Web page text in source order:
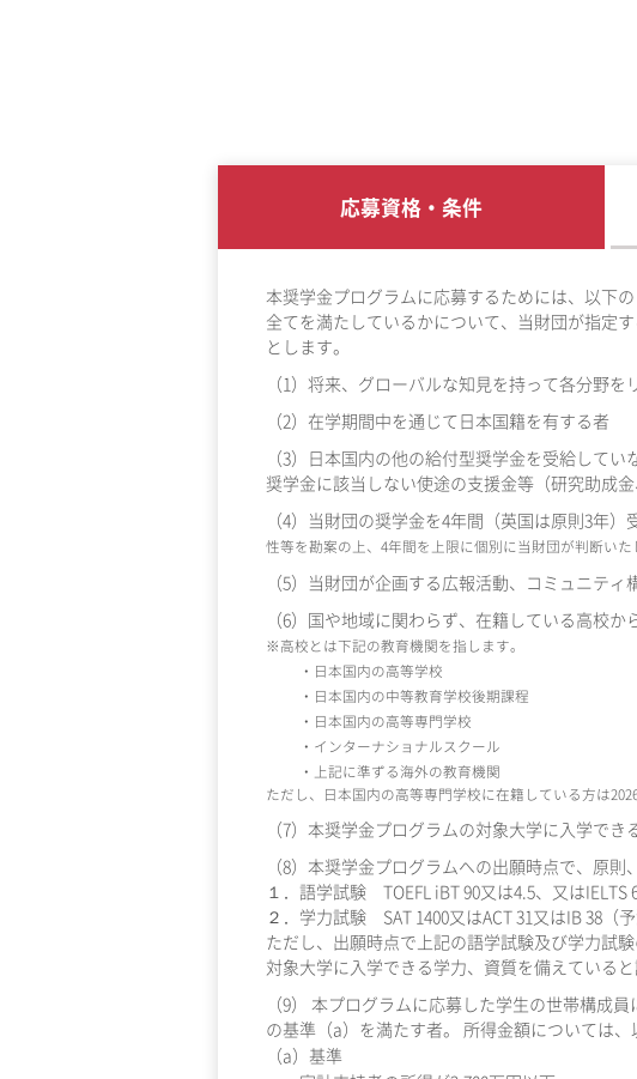
応募資格・条件
本奨学金プログラムに応募するためには、以下
全てを満たしているかについて、当財団が指定
とします。
（1）将来、グローバルな知見を持って各分野
（2）在学期間中を通じて日本国籍を有する者
（3）日本国内の他の給付型奨学金を受給して
奨学金に該当しない使途の支援金等（研究助成
（4）当財団の奨学金を4年間（英国は原則3年）
性等を勘案の上、4年間を上限に個別に当財団が判断いた
（5）当財団が企画する広報活動、コミュニテ
（6）国や地域に関わらず、在籍している高校
※高校とは下記の教育機関を指します。
・日本国内の高等学校
・日本国内の中等教育学校後期課程
・日本国内の高等専門学校
・インターナショナルスクール
・上記に準ずる海外の教育機関
ただし、日本国内の高等専門学校に在籍している方は
（7）本奨学金プログラムの対象大学に入学で
（8）本奨学金プログラムへの出願時点で、原
１．語学試験 TOEFL iBT 90又は4.5、又はIELTS
２．学力試験 SAT 1400又はACT 31又はIB 38（予
ただし、出願時点で上記の語学試験及び学力試
対象大学に入学できる学力、資質を備えている
（9） 本プログラムに応募した学生の世帯構成
の基準（a）を満たす者。 所得金額については
（a）基準